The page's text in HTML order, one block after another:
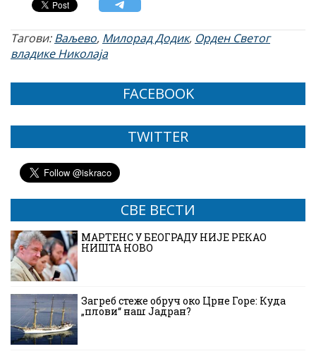
Тагови:Ваљево, Милорад Додик, Орден Светог
владике Николаја
FACEBOOK
TWITTER
СВЕ ВЕСТИ
МАРТЕНС У БЕОГРАДУ НИЈЕ РЕКАО
НИШТА НОВО
Загреб стеже обруч око Црне Горе: Куда
„плови“ наш Јадран?